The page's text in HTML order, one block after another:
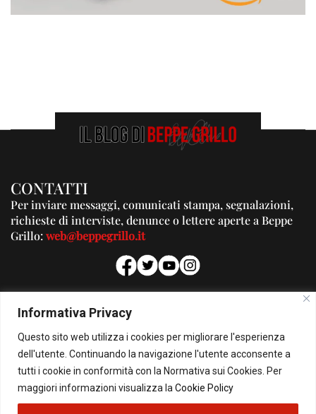
Informativa Privacy
Questo sito web utilizza i cookies per migliorare l'esperienza
dell'utente. Continuando la navigazione l'utente acconsente a
tutti i cookie in conformità con la Normativa sui Cookies. Per
maggiori informazioni visualizza la Cookie Policy
CONTATTI
Per inviare messaggi, comunicati stampa, segnalazioni,
richieste di interviste, denunce o lettere aperte a Beppe
Grillo:web@beppegrillo.it
PUBBLICITA'
Per la tua pubblicità su questo Blog:
pubblicita@beppegrillo.it
HOMEPAGE COOKIE POLICY PRIVACY POLICY CONTATTI